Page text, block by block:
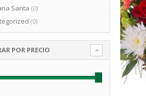
Santa (0)
(0)
POR PRECIO